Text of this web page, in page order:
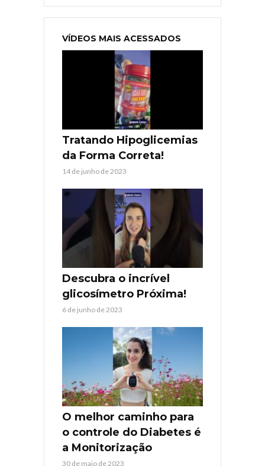
VÍDEOS MAIS ACESSADOS
Tratando Hipoglicemias
da Forma Correta!
14 de junho de 2023
Descubra o incrível
glicosímetro Próxima!
6 de junho de 2023
O melhor caminho para
o controle do Diabetes é
a Monitorização
30 de maio de 2023